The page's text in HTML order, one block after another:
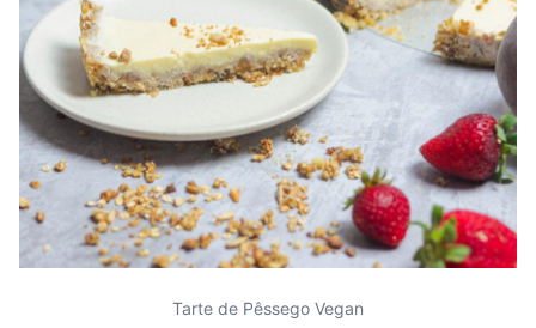
Tarte de Pêssego Vegan